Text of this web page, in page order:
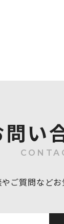
問い
ご質問など